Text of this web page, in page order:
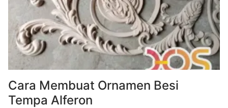
Cara Membuat Ornamen Besi
Tempa Alferon